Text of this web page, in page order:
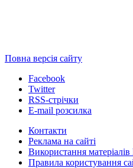
Повна версія сайту
Facebook
Twitter
RSS-стрічки
E-mail розсилка
Контакти
Реклама на сайті
Використання
Правила користування